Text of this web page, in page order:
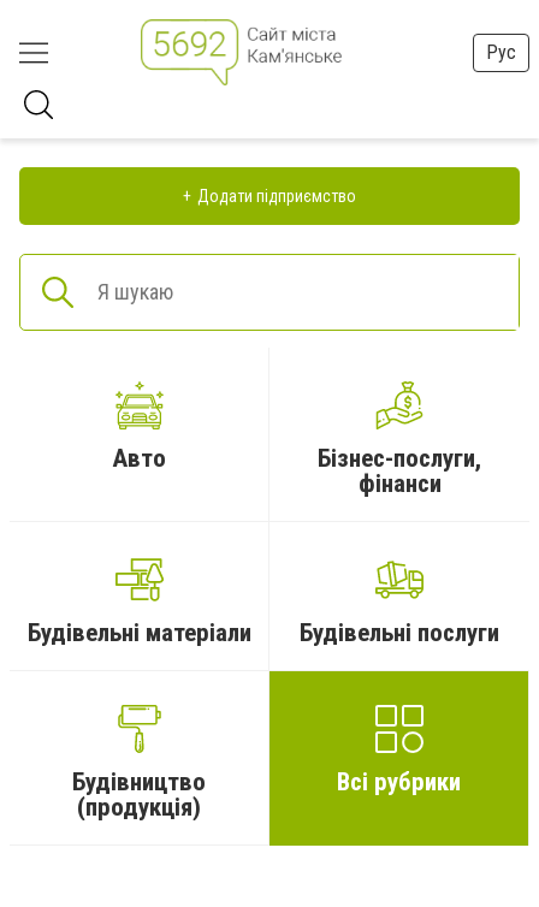
Рус
Додати підприємство
Авто
Бізнес-послуги,
фінанси
Будівельні матеріали Будівельні послуги
Будівництво
(продукція)
Всі рубрики